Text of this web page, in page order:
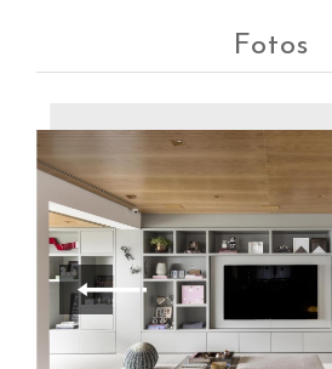
Fotos